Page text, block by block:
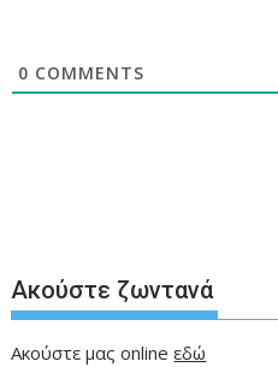
0 COMMENTS
Ακούστε ζωντανά
Ακούστε μας onlineεδώ